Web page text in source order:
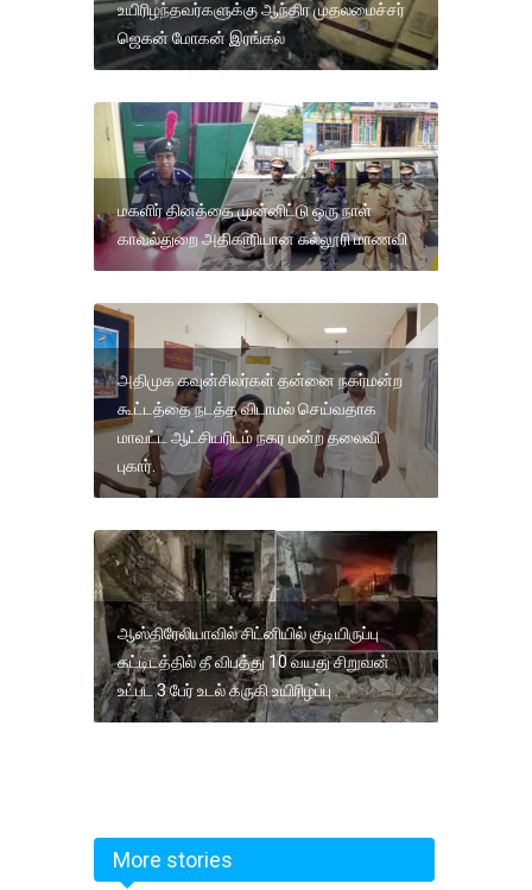
உயிரிழந்தவர்களுக்கு ஆந்திர முதலமைச்சர்
ஜெகன் மோகன் இரங்கல்
மகளிர் தினத்தை முன்னிட்டு ஒரு நாள்
காவல்துறை அதிகாரியான கல்லூரி மாணவி
அதிமுக கவுன்சிலர்கள் தன்னை நகர்மன்ற
கூட்டத்தை நடத்த விடாமல் செய்வதாக
மாவட்ட ஆட்சியரிடம் நகர மன்ற தலைவி
புகார்.
ஆஸ்திரேலியாவில் சிட்னியில் குடியிருப்பு
கட்டிடத்தில் தீ விபத்து 10 வயது சிறுவன்
உட்பட 3 பேர் உடல் கருகி உயிரிழப்பு
More stories